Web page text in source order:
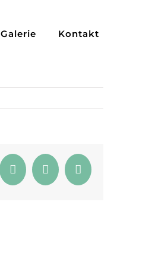
Galerie Kontakt
FacebookPinterest
E-
Mail